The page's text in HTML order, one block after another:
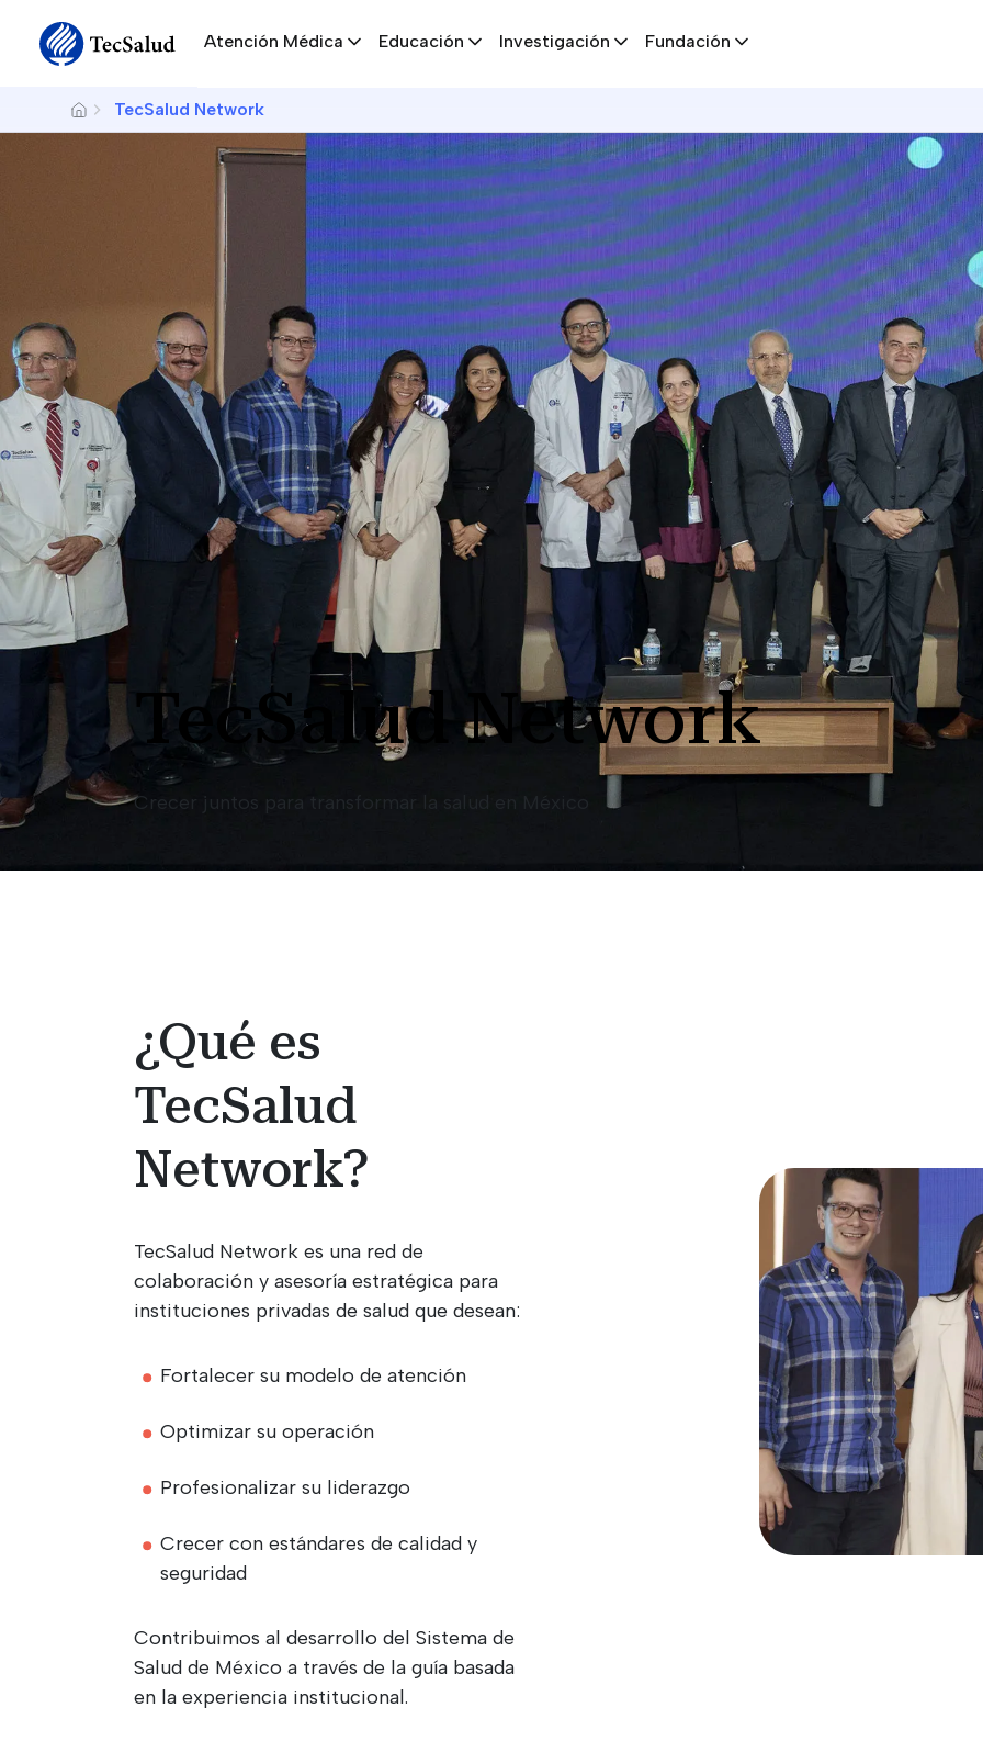
Atención Médica Educación Investigación Fundación
BreadcrumbTecSalud Network
TecSalud Network
Crecer juntos para transformar la salud en México
¿Qué es
TecSalud
Network?
TecSalud Network es una red de
colaboración y asesoría estratégica para
instituciones privadas de salud que desean:
Fortalecer su modelo de atención
Optimizar su operación
Profesionalizar su liderazgo
Crecer con estándares de calidad y
seguridad
Contribuimos al desarrollo del Sistema de
Salud de México a través de la guía basada
en la experiencia institucional.